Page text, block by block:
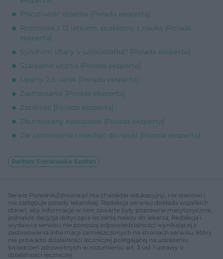
Płaczliwość dziecka [Porada eksperta]
Rozmowa z 12 latkiem, problemy z nauką [Porada
eksperta]
Syndrom ofiary u sześciolatka? [Porada eksperta]
Szarpanie ucznia [Porada eksperta]
Uparty 2,5- latek [Porada eksperta]
Zastraszanie [Porada eksperta]
Zazdrość [Porada eksperta]
Zbuntowany nastolatek [Porada eksperta]
Złe zachowanie i niechęć do nauki [Porada eksperta]
Barbara Śreniowska-Szafran
Serwis PoradnikZdrowie.pl ma charakter edukacyjny, nie stanowi i
nie zastępuje porady lekarskiej. Redakcja serwisu dokłada wszelkich
starań, aby informacje w nim zawarte były poprawne merytorycznie,
jednakże decyzja dotycząca leczenia należy do lekarza. Redakcja i
wydawca serwisu nie ponoszą odpowiedzialności wynikającej z
zastosowania informacji zamieszczonych na stronach serwisu, który
nie prowadzi działalności leczniczej polegającej na udzielaniu
świadczeń zdrowotnych w rozumieniu art. 3 ust 1 ustawy o
działalności leczniczej.